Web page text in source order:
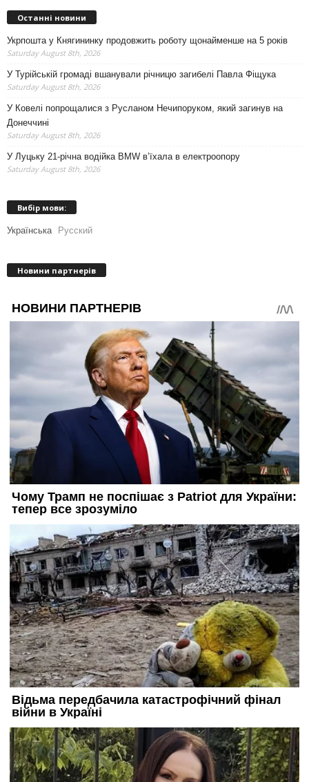
Останні новини
Укрпошта у Княгининку продовжить роботу щонайменше на 5 років
Saturday August 8th, 2026
У Турійській громаді вшанували річницю загибелі Павла Фіщука
Saturday August 8th, 2026
У Ковелі попрощалися з Русланом Нечипоруком, який загинув на
Донеччині
Saturday August 8th, 2026
У Луцьку 21-річна водійка BMW в’їхала в електроопору
Saturday August 8th, 2026
Вибір мови:
Українська Русский
Новини партнерів